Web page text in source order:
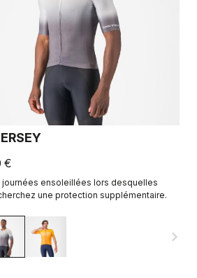
€
journées ensoleillées lors desquelles
une protection supplémentaire.
navigate_next